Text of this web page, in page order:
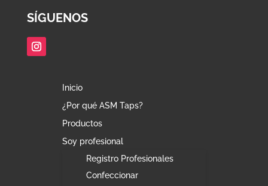
SÍGUENOS
Inicio
¿Por qué ASM Taps?
Productos
Soy profesional
Registro Profesionales
Confeccionar